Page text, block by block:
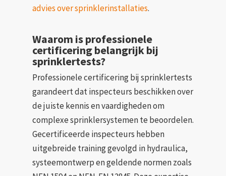
advies over sprinklerinstallaties.
Waarom is professionele
certificering belangrijk bij
sprinklertests?
Professionele certificering bij sprinklertests
garandeert dat inspecteurs beschikken over
de juiste kennis en vaardigheden om
complexe sprinklersystemen te beoordelen.
Gecertificeerde inspecteurs hebben
uitgebreide training gevolgd in hydraulica,
systeemontwerp en geldende normen zoals